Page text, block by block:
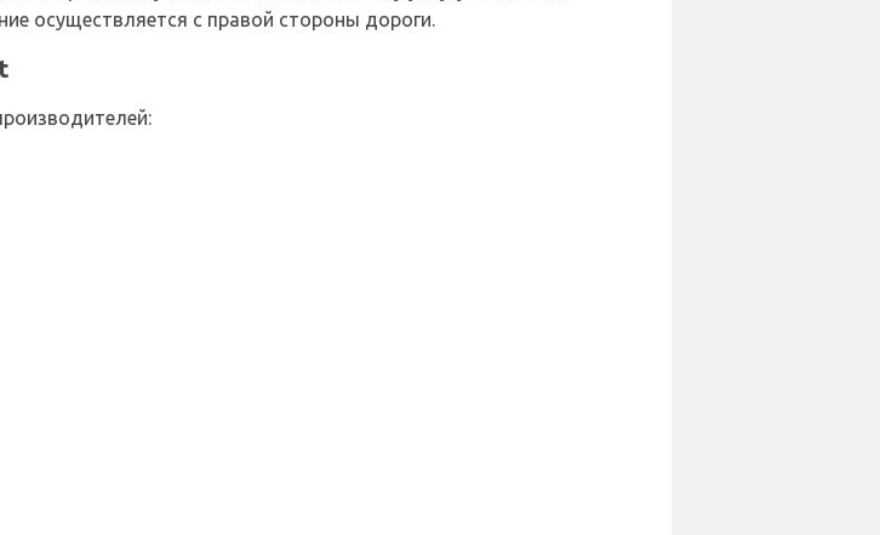
осуществляется с правой стороны дороги.